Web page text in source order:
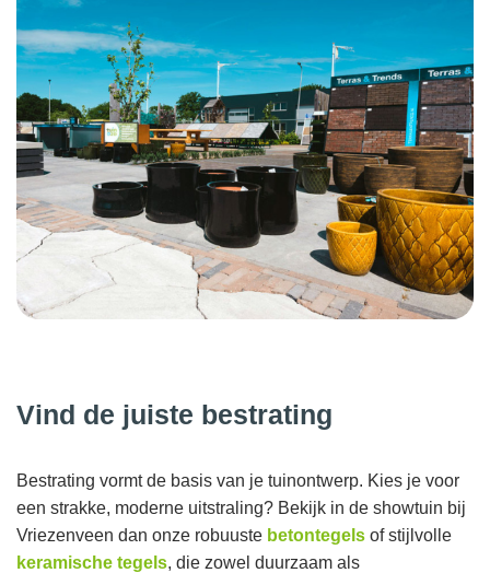
Vind de juiste bestrating
Bestrating vormt de basis van je tuinontwerp. Kies je voor
een strakke, moderne uitstraling? Bekijk in de showtuin bij
Vriezenveen dan onze robuuste betontegels of stijlvolle
keramische tegels, die zowel duurzaam als